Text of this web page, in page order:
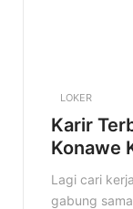
LOKER
Karir
Konawe
Lagi cari
gabung